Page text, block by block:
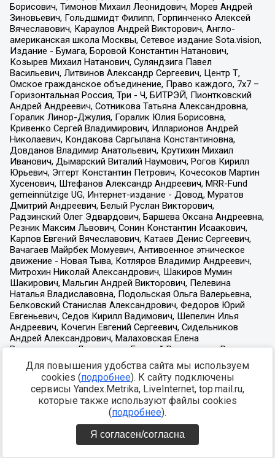
Для повышения удобства сайта мы используем
cookies (подробнее). К сайту подключены
сервисы Yandex.Metrika, LiveInternet, top.mail.ru,
которые также используют файлы cookies
(подробнее).
Я согласен/согласна